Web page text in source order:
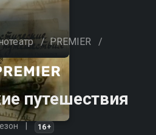
/ PREMIER /
путешествия
16+